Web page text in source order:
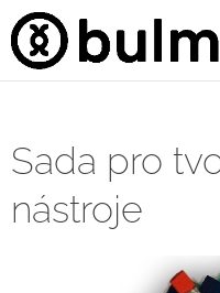
Sada pro
nástroje